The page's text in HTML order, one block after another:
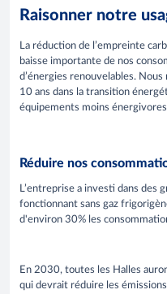
Raisonner notre
La réduction de l’empreinte
baisse importante de nos
d’énergies renouvelables.
10 ans dans la transition
équipements moins
Réduire nos
L’entreprise a investi dans des
fonctionnant sans gaz
d'environ 30% les
En 2030, toutes les Halles
qui devrait réduire les